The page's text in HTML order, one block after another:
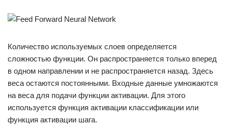
Количество используемых слоев определяется
сложностью функции. Он распространяется только вперед
в одном направлении и не распространяется назад. Здесь
веса остаются постоянными. Входные данные умножаются
на веса для подачи функции активации. Для этого
используется функция активации классификации или
функция активации шага.